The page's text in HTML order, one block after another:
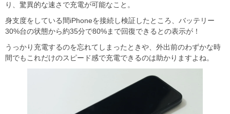
り、驚異的な速さで充電が可能なこと。
身支度をしている間iPhoneを接続し検証したところ、バッテリー
30%台の状態から約35分で80%まで回復できるとの表示が！
うっかり充電するのを忘れてしまったときや、外出前のわずかな時
間でもこれだけのスピード感で充電できるのは助かりますよね。